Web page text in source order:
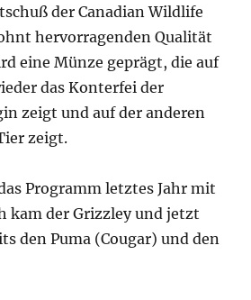
der Canadian Wildlife
hervorragenden Qualität
eine Münze geprägt, die auf
das Konterfei der
zeigt und auf der anderen
zeigt.
Programm letztes Jahr mit
kam der Grizzley und jetzt
den Puma (Cougar) und den